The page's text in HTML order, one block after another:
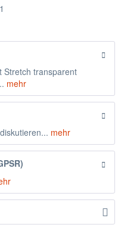
Stretch transparent
mehr
mehr